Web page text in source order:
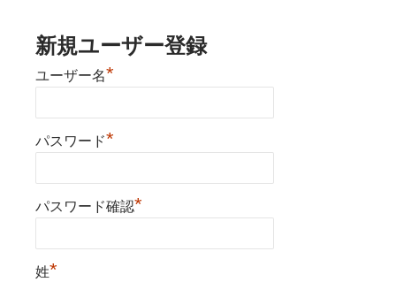
新規ユーザー登録
ユーザー名*
パスワード*
パスワード確認*
姓*